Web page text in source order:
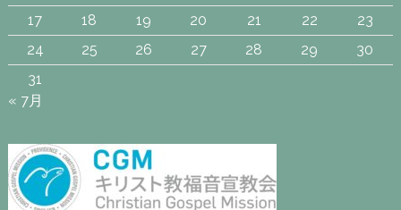
17
18 19 20 21 22
23
24
25 26 27 28 29
30
31
« 7月